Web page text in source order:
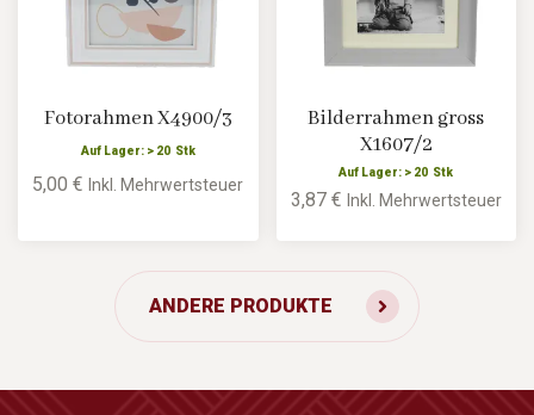
Fotorahmen X4900/3
Auf Lager: > 20 Stk
5,00 €Inkl. Mehrwertsteuer
Bilderrahmen gross
X1607/2
Auf Lager: > 20 Stk
3,87 € Inkl. Mehrwertsteuer
ANDERE PRODUKTE